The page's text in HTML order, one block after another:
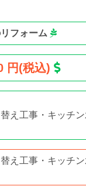
フォーム
円(税込)
え工事・キッチ
え工事・キッチ